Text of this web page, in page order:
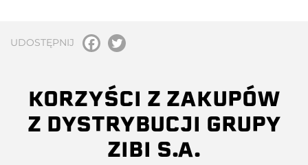
UDOSTĘPNIJ
KORZYŚCI Z ZAKUPÓW
Z DYSTRYBUCJI GRUPY
ZIBI S.A.